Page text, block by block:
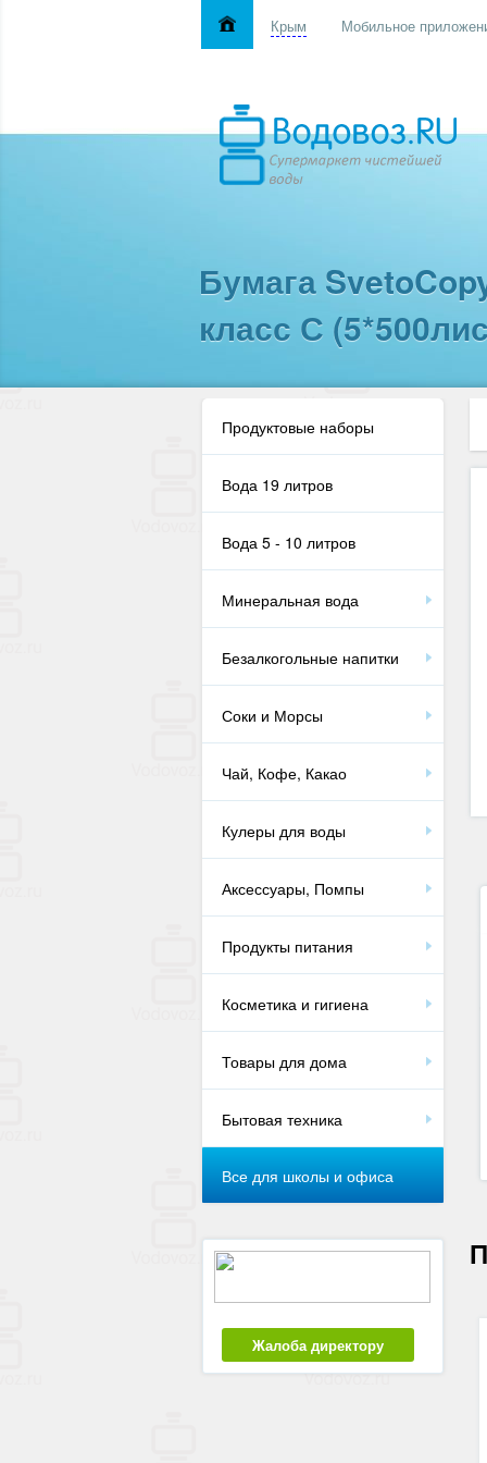
Крым Мобильное
Бумага
класс С
Продуктовые наборы
Вода 19 литров
Вода 5 - 10 литров
Минеральная вода
Безалкогольные напитки
Соки и Морсы
Чай, Кофе, Какао
Кулеры для воды
Аксессуары, Помпы
Продукты питания
Косметика и гигиена
Товары для дома
Бытовая техника
Все для школы и офиса
Жалоба директору